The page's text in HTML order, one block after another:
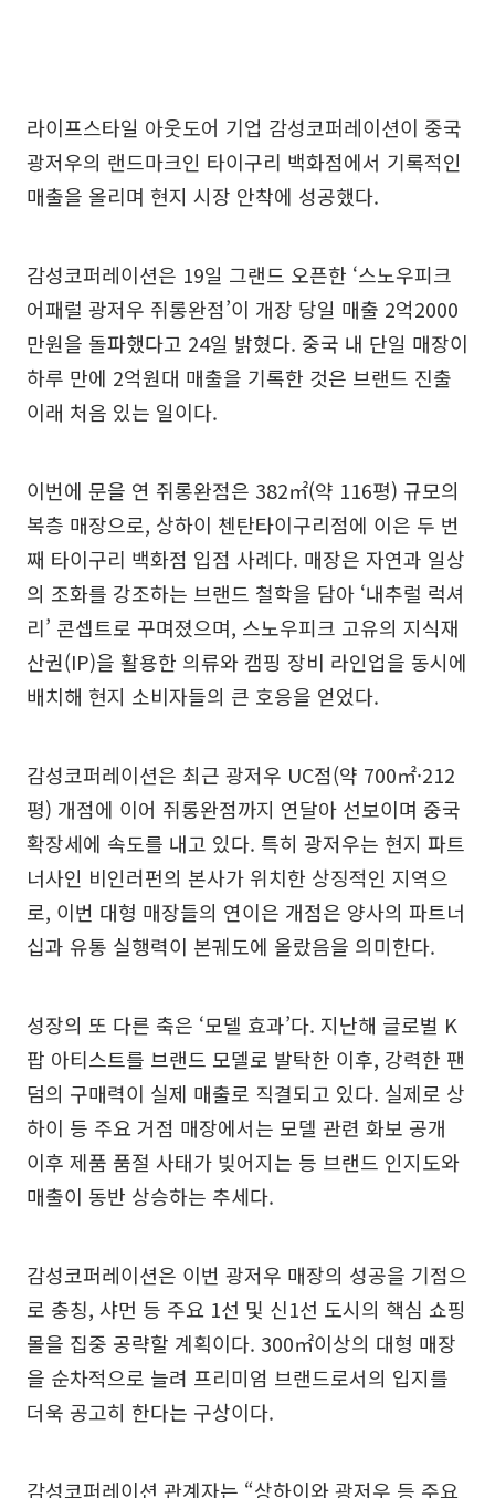
라이프스타일 아웃도어 기업 감성코퍼레이션이 중국
광저우의 랜드마크인 타이구리 백화점에서 기록적인
매출을 올리며 현지 시장 안착에 성공했다.
감성코퍼레이션은 19일 그랜드 오픈한 ‘스노우피크
어패럴 광저우 쥐롱완점’이 개장 당일 매출 2억2000
만원을 돌파했다고 24일 밝혔다. 중국 내 단일 매장이
하루 만에 2억원대 매출을 기록한 것은 브랜드 진출
이래 처음 있는 일이다.
이번에 문을 연 쥐롱완점은 382㎡(약 116평) 규모의
복층 매장으로, 상하이 첸탄타이구리점에 이은 두 번
째 타이구리 백화점 입점 사례다. 매장은 자연과 일상
의 조화를 강조하는 브랜드 철학을 담아 ‘내추럴 럭셔
리’ 콘셉트로 꾸며졌으며, 스노우피크 고유의 지식재
산권(IP)을 활용한 의류와 캠핑 장비 라인업을 동시에
배치해 현지 소비자들의 큰 호응을 얻었다.
감성코퍼레이션은 최근 광저우 UC점(약 700㎡·212
평) 개점에 이어 쥐롱완점까지 연달아 선보이며 중국
확장세에 속도를 내고 있다. 특히 광저우는 현지 파트
너사인 비인러펀의 본사가 위치한 상징적인 지역으
로, 이번 대형 매장들의 연이은 개점은 양사의 파트너
십과 유통 실행력이 본궤도에 올랐음을 의미한다.
성장의 또 다른 축은 ‘모델 효과’다. 지난해 글로벌 K
팝 아티스트를 브랜드 모델로 발탁한 이후, 강력한 팬
덤의 구매력이 실제 매출로 직결되고 있다. 실제로 상
하이 등 주요 거점 매장에서는 모델 관련 화보 공개
이후 제품 품절 사태가 빚어지는 등 브랜드 인지도와
매출이 동반 상승하는 추세다.
감성코퍼레이션은 이번 광저우 매장의 성공을 기점으
로 충칭, 샤먼 등 주요 1선 및 신1선 도시의 핵심 쇼핑
몰을 집중 공략할 계획이다. 300㎡이상의 대형 매장
을 순차적으로 늘려 프리미엄 브랜드로서의 입지를
더욱 공고히 한다는 구상이다.
감성코퍼레이션 관계자는 “상하이와 광저우 등 주요